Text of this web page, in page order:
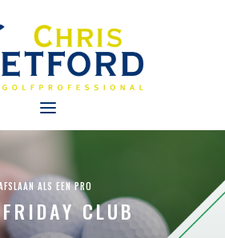
ALS EEN PRO
CLUB